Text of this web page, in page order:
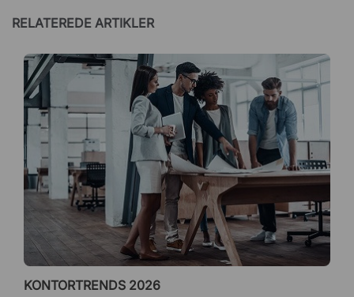
RELATEREDE ARTIKLER
KONTORTRENDS 2026